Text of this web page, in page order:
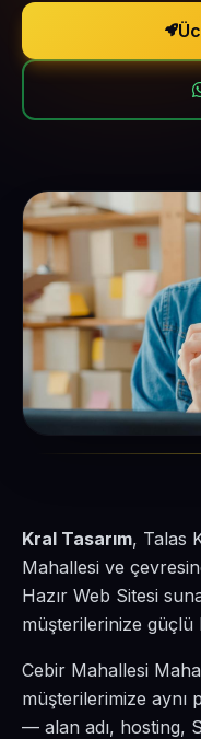
Kral Tasarım, Talas
Mahallesi ve
Hazır Web Sitesi
müşterilerinize güçlü
Cebir Mahallesi
müşterilerimize
— alan adı, hosting,